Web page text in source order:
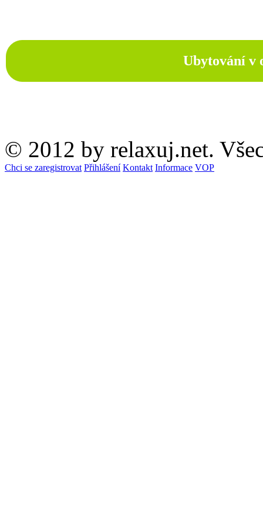
Ubytování v
© 2012 by relaxuj.net.
Chci se zaregistrovat Přihlášení Kontakt Informace VOP